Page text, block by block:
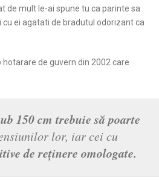
de mult le-ai spune tu ca parinte sa
ei agatati de bradutul odorizant ca
de guvern din 2002 care
150 cm trebuie să poarte
lor, iar cei cu
de reţinere omologate.